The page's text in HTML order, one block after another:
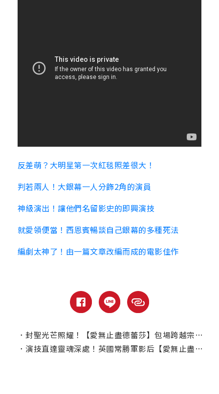
反差萌？大明星第一次紅毯照差很大！
判若兩人！大銀幕一人分飾2角的演員
神級演出！讓他們名留影史的即興演技
就愛領便當！西恩賓暢談自己銀幕的多種死法
編劇太神了！由一篇文章改編而成的電影佳作
． 封聖光芒照耀！【愛無止盡德蕾莎】包場跨越宗教詢問度破表
． 演技直達靈魂深處！英國常勝軍影后【愛無止盡德蕾莎】化身德蕾莎修女